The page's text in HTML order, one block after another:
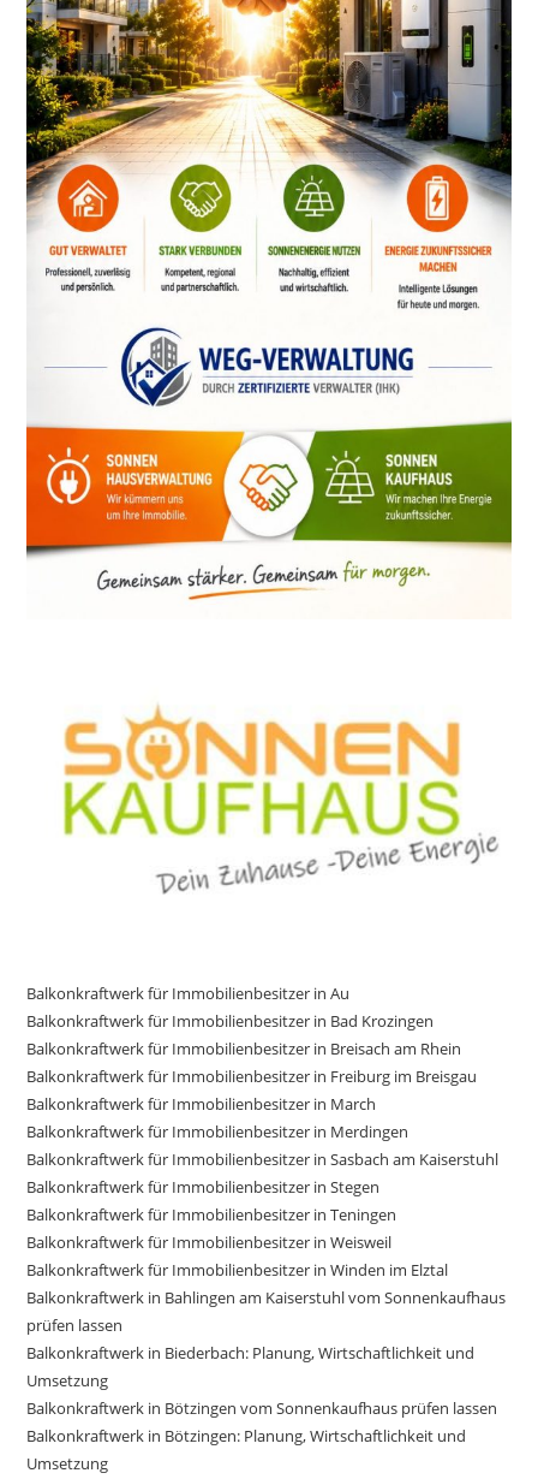
Balkonkraftwerk für Immobilienbesitzer in Au
Balkonkraftwerk für Immobilienbesitzer in Bad Krozingen
Balkonkraftwerk für Immobilienbesitzer in Breisach am Rhein
Balkonkraftwerk für Immobilienbesitzer in Freiburg im Breisgau
Balkonkraftwerk für Immobilienbesitzer in March
Balkonkraftwerk für Immobilienbesitzer in Merdingen
Balkonkraftwerk für Immobilienbesitzer in Sasbach am Kaiserstuhl
Balkonkraftwerk für Immobilienbesitzer in Stegen
Balkonkraftwerk für Immobilienbesitzer in Teningen
Balkonkraftwerk für Immobilienbesitzer in Weisweil
Balkonkraftwerk für Immobilienbesitzer in Winden im Elztal
Balkonkraftwerk in Bahlingen am Kaiserstuhl vom Sonnenkaufhaus
prüfen lassen
Balkonkraftwerk in Biederbach: Planung, Wirtschaftlichkeit und
Umsetzung
Balkonkraftwerk in Bötzingen vom Sonnenkaufhaus prüfen lassen
Balkonkraftwerk in Bötzingen: Planung, Wirtschaftlichkeit und
Umsetzung